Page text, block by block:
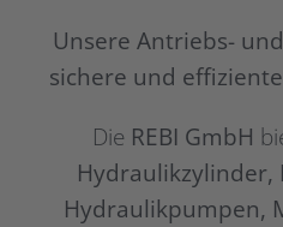
Unsere Antriebs-
sichere und
Die REBI GmbH
Hydraulikzylinder,
Hydraulikpumpen,